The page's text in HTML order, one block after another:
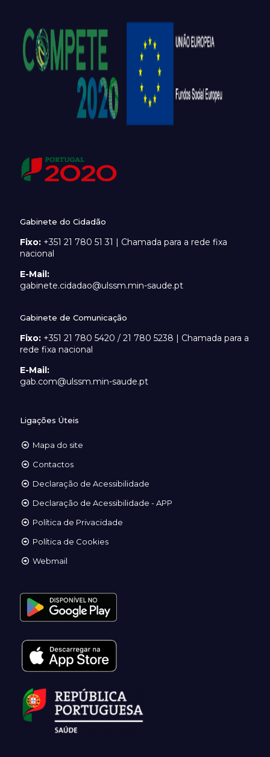
Gabinete do Cidadão
Fixo: +351 21 780 51 31 | Chamada para a rede fixa
nacional
E-Mail:
gabinete.cidadao@ulssm.min-saude.pt
Gabinete de Comunicação
Fixo: +351 21 780 5420 / 21 780 5238 | Chamada para a
rede fixa nacional
E-Mail:
gab.com@ulssm.min-saude.pt
Ligações Úteis
Mapa do site
Contactos
Declaração de Acessibilidade
Declaração de Acessibilidade - APP
Política de Privacidade
Política de Cookies
Webmail